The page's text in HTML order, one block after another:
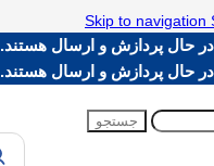
Skip to navigation
حال پردازش و ارسال هستند.
حال پردازش و ارسال هستند.
جستجو